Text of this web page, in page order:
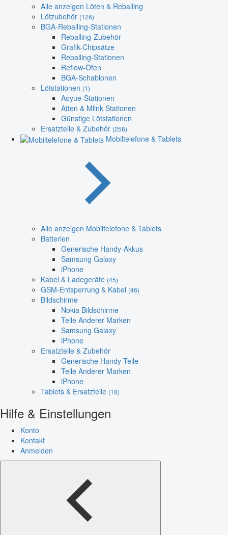
Alle anzeigen Löten & Reballing
Lötzubehör (126)
BGA-Reballing-Stationen
Reballing-Zubehör
Grafik-Chipsätze
Reballing-Stationen
Reflow-Öfen
BGA-Schablonen
Lötstationen (1)
Aoyue-Stationen
Atten & Mlink Stationen
Günstige Lötstationen
Ersatzteile & Zubehör (258)
Mobiltelefone & Tablets
Alle anzeigen Mobiltelefone & Tablets
Batterien
Generische Handy-Akkus
Samsung Galaxy
iPhone
Kabel & Ladegeräte (45)
GSM-Entsperrung & Kabel (46)
Bildschirme
Nokia Bildschirme
Teile Anderer Marken
Samsung Galaxy
iPhone
Ersatzteile & Zubehör
Generische Handy-Teile
Teile Anderer Marken
iPhone
Tablets & Ersatzteile (18)
Hilfe & Einstellungen
Konto
Kontakt
Anmelden